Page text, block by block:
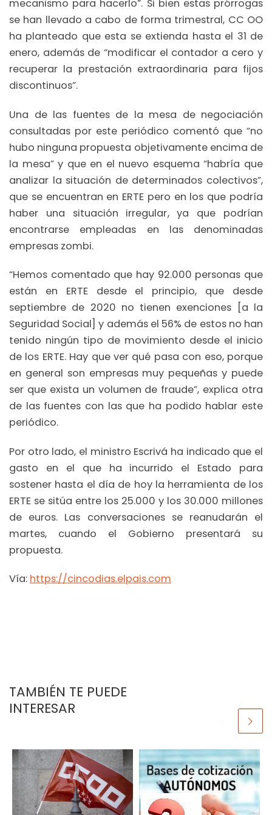
mecanismo para hacerlo”. Si bien estas prórrogas
se han llevado a cabo de forma trimestral, CC OO
ha planteado que esta se extienda hasta el 31 de
enero, además de “modificar el contador a cero y
recuperar la prestación extraordinaria para fijos
discontinuos”.
Una de las fuentes de la mesa de negociación
consultadas por este periódico comentó que “no
hubo ninguna propuesta objetivamente encima de
la mesa” y que en el nuevo esquema “habría que
analizar la situación de determinados colectivos”,
que se encuentran en ERTE pero en los que podría
haber una situación irregular, ya que podrían
encontrarse empleadas en las denominadas
empresas zombi.
“Hemos comentado que hay 92.000 personas que
están en ERTE desde el principio, que desde
septiembre de 2020 no tienen exenciones [a la
Seguridad Social] y además el 56% de estos no han
tenido ningún tipo de movimiento desde el inicio
de los ERTE. Hay que ver qué pasa con eso, porque
en general son empresas muy pequeñas y puede
ser que exista un volumen de fraude”, explica otra
de las fuentes con las que ha podido hablar este
periódico.
Por otro lado, el ministro Escrivá ha indicado que el
gasto en el que ha incurrido el Estado para
sostener hasta el día de hoy la herramienta de los
ERTE se sitúa entre los 25.000 y los 30.000 millones
de euros. Las conversaciones se reanudarán el
martes, cuando el Gobierno presentará su
propuesta.
Vía: https://cincodias.elpais.com
TAMBIÉN TE PUEDE
INTERESAR